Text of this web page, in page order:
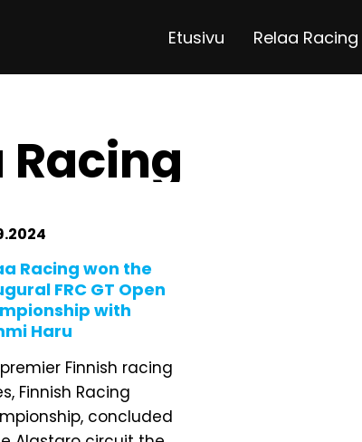
Etusivu Relaa Racing
Racing
Racing won the
FRC GT Open
with
Haru
Finnish racing
Finnish Racing
concluded